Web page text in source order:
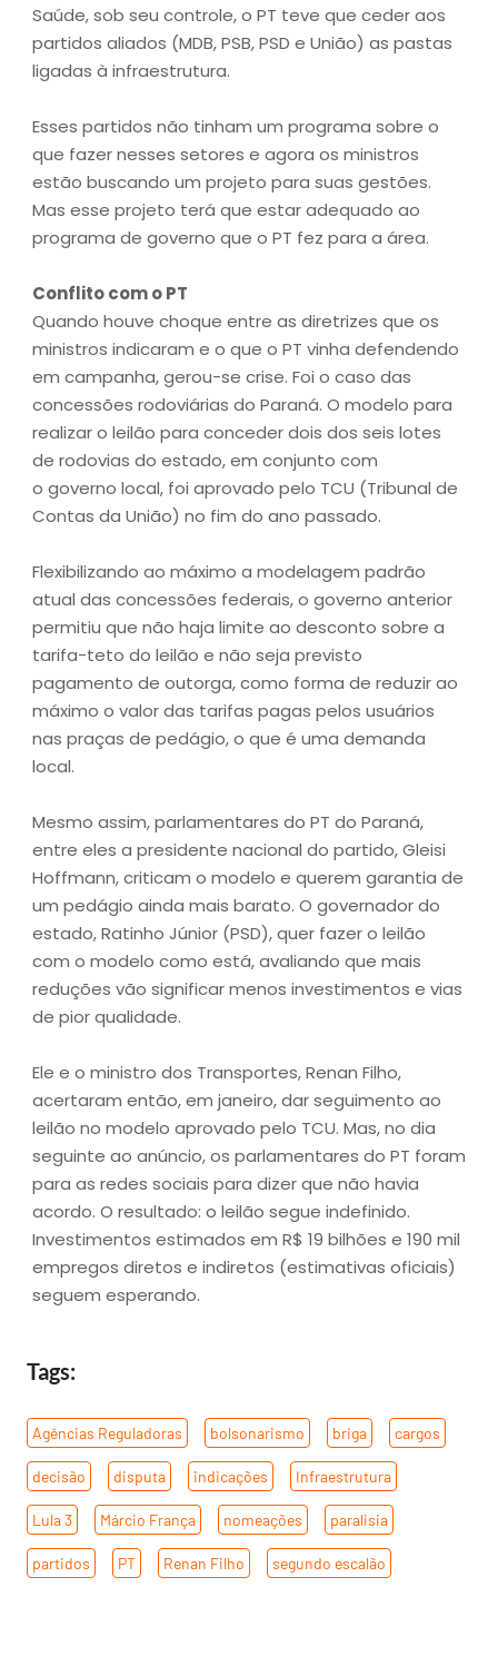
Saúde, sob seu controle, o PT teve que ceder aos
partidos aliados (MDB, PSB, PSD e União) as pastas
ligadas à infraestrutura.
Esses partidos não tinham um programa sobre o
que fazer nesses setores e agora os ministros
estão buscando um projeto para suas gestões.
Mas esse projeto terá que estar adequado ao
programa de governo que o PT fez para a área.
Conflito com o PT
Quando houve choque entre as diretrizes que os
ministros indicaram e o que o PT vinha defendendo
em campanha, gerou-se crise. Foi o caso das
concessões rodoviárias do Paraná. O modelo para
realizar o leilão para conceder dois dos seis lotes
de rodovias do estado, em conjunto com
o governo local, foi aprovado pelo TCU (Tribunal de
Contas da União) no fim do ano passado.
Flexibilizando ao máximo a modelagem padrão
atual das concessões federais, o governo anterior
permitiu que não haja limite ao desconto sobre a
tarifa-teto do leilão e não seja previsto
pagamento de outorga, como forma de reduzir ao
máximo o valor das tarifas pagas pelos usuários
nas praças de pedágio, o que é uma demanda
local.
Mesmo assim, parlamentares do PT do Paraná,
entre eles a presidente nacional do partido, Gleisi
Hoffmann, criticam o modelo e querem garantia de
um pedágio ainda mais barato. O governador do
estado, Ratinho Júnior (PSD), quer fazer o leilão
com o modelo como está, avaliando que mais
reduções vão significar menos investimentos e vias
de pior qualidade.
Ele e o ministro dos Transportes, Renan Filho,
acertaram então, em janeiro, dar seguimento ao
leilão no modelo aprovado pelo TCU. Mas, no dia
seguinte ao anúncio, os parlamentares do PT foram
para as redes sociais para dizer que não havia
acordo. O resultado: o leilão segue indefinido.
Investimentos estimados em R$ 19 bilhões e 190 mil
empregos diretos e indiretos (estimativas oficiais)
seguem esperando.
Tags:
Agências Reguladoras bolsonarismo briga cargos
decisão disputa indicações Infraestrutura
Lula 3 Márcio França nomeações paralisia
partidos PT Renan Filho segundo escalão